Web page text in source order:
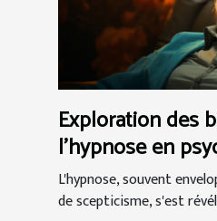
Exploration des
l'hypnose en
Techniques et
réussite
L'hypnose, souvent
de scepticisme, s'est